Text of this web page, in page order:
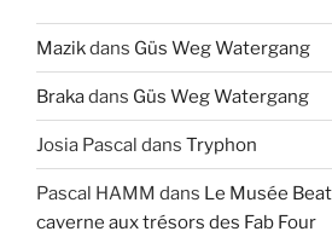
Mazikdans Güs Weg Watergang
Brakadans Güs Weg Watergang
Josia Pascal dans Tryphon
Pascal HAMM dans Le Musée
caverne aux trésors des Fab Four